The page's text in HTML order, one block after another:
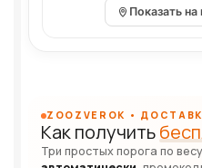
Показать
ZOOZVEROK •
Как получить
Три простых порога по